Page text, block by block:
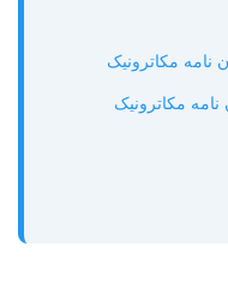
نامه مکاترونیک
نامه مکاترونیک